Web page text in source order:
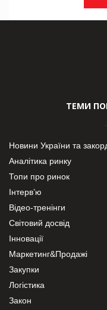
ТЕМИ
Новини України та
Аналітика ринку
Топи про ринок
Інтерв’ю
Відео-тренінги
Світовий досвід
Інновації
Маркетинг&Продажі
Закупки
Логістика
Закон